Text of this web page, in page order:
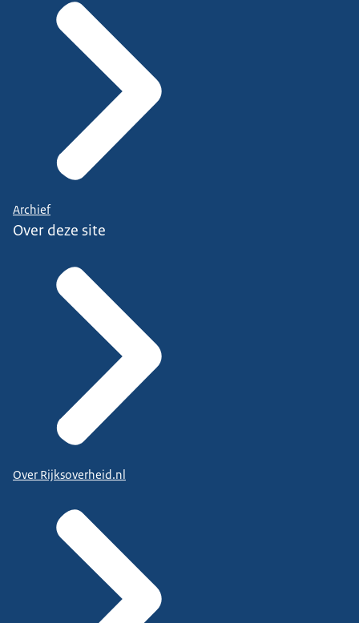
Archief
Over deze site
Over Rijksoverheid.nl